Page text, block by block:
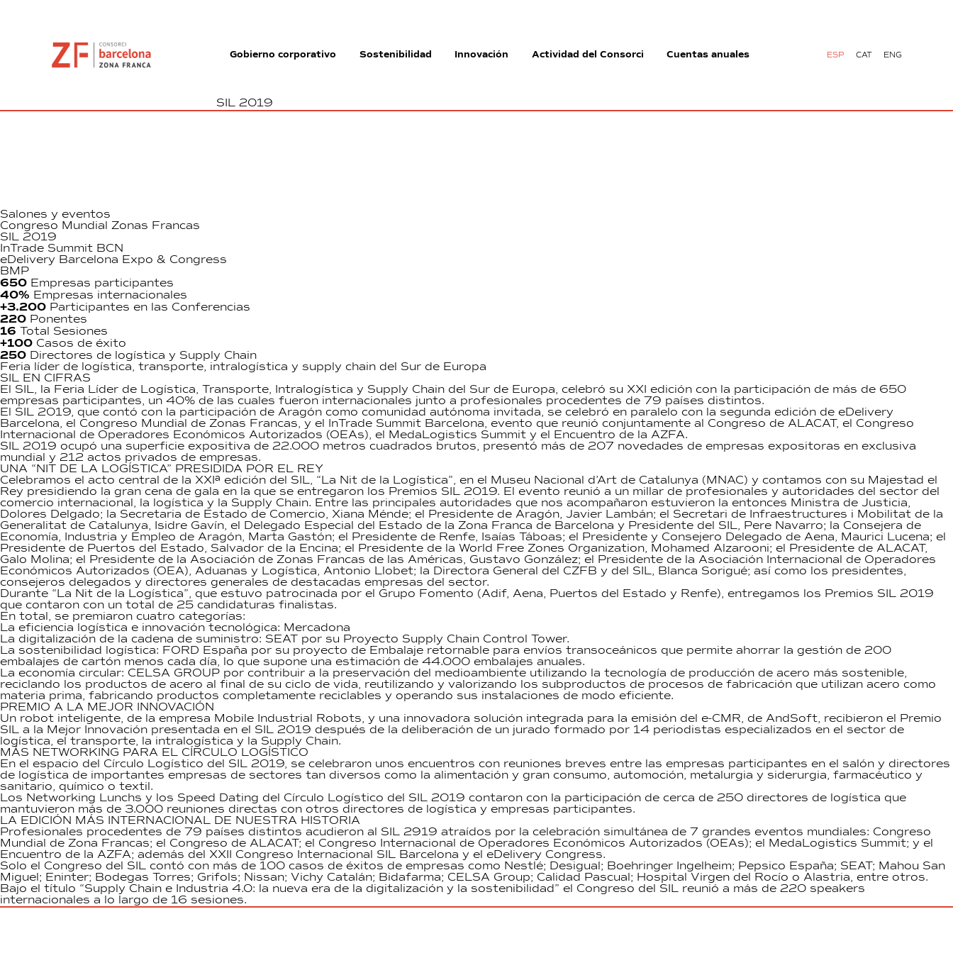
Gobierno corporativo Sostenibilidad Innovación Actividad del Consorci Cuentas anuales ESP CAT ENG
Salones y eventos
Congreso Mundial Zonas Francas
SIL 2019
InTrade Summit BCN
eDelivery Barcelona Expo & Congress
BMP
SIL 2019
650 Empresas participantes
40% Empresas internacionales
+3.200 Participantes en las Conferencias
220 Ponentes
16 Total Sesiones
+100 Casos de éxito
250 Directores de logística y Supply Chain
Feria líder de logística, transporte, intralogística y supply chain del Sur de Europa
SIL EN CIFRAS
El SIL, la Feria Líder de Logística, Transporte, Intralogística y Supply Chain del Sur de Europa, celebró su XXI edición con la participación de más de 650
empresas participantes, un 40% de las cuales fueron internacionales junto a profesionales procedentes de 79 países distintos.
El SIL 2019, que contó con la participación de Aragón como comunidad autónoma invitada, se celebró en paralelo con la segunda edición de eDelivery
Barcelona, el Congreso Mundial de Zonas Francas, y el InTrade Summit Barcelona, evento que reunió conjuntamente al Congreso de ALACAT, el Congreso
Internacional de Operadores Económicos Autorizados (OEAs), el MedaLogistics Summit y el Encuentro de la AZFA.
SIL 2019 ocupó una superficie expositiva de 22.000 metros cuadrados brutos, presentó más de 207 novedades de empresas expositoras en exclusiva
mundial y 212 actos privados de empresas.
UNA “NIT DE LA LOGÍSTICA” PRESIDIDA POR EL REY
Celebramos el acto central de la XXIª edición del SIL, “La Nit de la Logística”, en el Museu Nacional d’Art de Catalunya (MNAC) y contamos con su Majestad el
Rey presidiendo la gran cena de gala en la que se entregaron los Premios SIL 2019. El evento reunió a un millar de profesionales y autoridades del sector del
comercio internacional, la logística y la Supply Chain. Entre las principales autoridades que nos acompañaron estuvieron la entonces Ministra de Justicia,
Dolores Delgado; la Secretaria de Estado de Comercio, Xiana Ménde; el Presidente de Aragón, Javier Lambán; el Secretari de Infraestructures i Mobilitat de la
Generalitat de Catalunya, Isidre Gavín, el Delegado Especial del Estado de la Zona Franca de Barcelona y Presidente del SIL, Pere Navarro; la Consejera de
Economía, Industria y Empleo de Aragón, Marta Gastón; el Presidente de Renfe, Isaías Táboas; el Presidente y Consejero Delegado de Aena, Maurici Lucena; el
Presidente de Puertos del Estado, Salvador de la Encina; el Presidente de la World Free Zones Organization, Mohamed Alzarooni; el Presidente de ALACAT,
Galo Molina; el Presidente de la Asociación de Zonas Francas de las Américas, Gustavo González; el Presidente de la Asociación Internacional de Operadores
Económicos Autorizados (OEA), Aduanas y Logística, Antonio Llobet; la Directora General del CZFB y del SIL, Blanca Sorigué; así como los presidentes,
consejeros delegados y directores generales de destacadas empresas del sector.
Durante “La Nit de la Logística”, que estuvo patrocinada por el Grupo Fomento (Adif, Aena, Puertos del Estado y Renfe), entregamos los Premios SIL 2019
que contaron con un total de 25 candidaturas finalistas.
En total, se premiaron cuatro categorías:
La eficiencia logística e innovación tecnológica: Mercadona
La digitalización de la cadena de suministro: SEAT por su Proyecto Supply Chain Control Tower.
La sostenibilidad logística: FORD España por su proyecto de Embalaje retornable para envíos transoceánicos que permite ahorrar la gestión de 200
embalajes de cartón menos cada día, lo que supone una estimación de 44.000 embalajes anuales.
La economía circular: CELSA GROUP por contribuir a la preservación del medioambiente utilizando la tecnología de producción de acero más sostenible,
reciclando los productos de acero al final de su ciclo de vida, reutilizando y valorizando los subproductos de procesos de fabricación que utilizan acero como
materia prima, fabricando productos completamente reciclables y operando sus instalaciones de modo eficiente.
PREMIO A LA MEJOR INNOVACIÓN
Un robot inteligente, de la empresa Mobile Industrial Robots, y una innovadora solución integrada para la emisión del e-CMR, de AndSoft, recibieron el Premio
SIL a la Mejor Innovación presentada en el SIL 2019 después de la deliberación de un jurado formado por 14 periodistas especializados en el sector de
logística, el transporte, la intralogística y la Supply Chain.
MÁS NETWORKING PARA EL CÍRCULO LOGÍSTICO
En el espacio del Círculo Logístico del SIL 2019, se celebraron unos encuentros con reuniones breves entre las empresas participantes en el salón y directores
de logística de importantes empresas de sectores tan diversos como la alimentación y gran consumo, automoción, metalurgia y siderurgia, farmacéutico y
sanitario, químico o textil.
Los Networking Lunchs y los Speed Dating del Círculo Logístico del SIL 2019 contaron con la participación de cerca de 250 directores de logística que
mantuvieron más de 3.000 reuniones directas con otros directores de logística y empresas participantes.
LA EDICIÓN MÁS INTERNACIONAL DE NUESTRA HISTORIA
Profesionales procedentes de 79 países distintos acudieron al SIL 2919 atraídos por la celebración simultánea de 7 grandes eventos mundiales: Congreso
Mundial de Zona Francas; el Congreso de ALACAT; el Congreso Internacional de Operadores Económicos Autorizados (OEAs); el MedaLogistics Summit; y el
Encuentro de la AZFA; además del XXII Congreso Internacional SIL Barcelona y el eDelivery Congress.
Solo el Congreso del SIL contó con más de 100 casos de éxitos de empresas como Nestlé; Desigual; Boehringer Ingelheim; Pepsico España; SEAT; Mahou San
Miguel; Eninter; Bodegas Torres; Grifols; Nissan; Vichy Catalán; Bidafarma; CELSA Group; Calidad Pascual; Hospital Virgen del Rocío o Alastria, entre otros.
Bajo el título “Supply Chain e Industria 4.0: la nueva era de la digitalización y la sostenibilidad” el Congreso del SIL reunió a más de 220 speakers
internacionales a lo largo de 16 sesiones.